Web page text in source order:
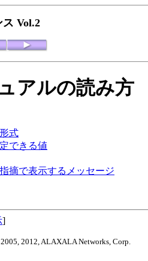
Vol.2
アルの読み方
式
できる値
摘で表示するメッセージ
]
2012, ALAXALA Networks, Corp.